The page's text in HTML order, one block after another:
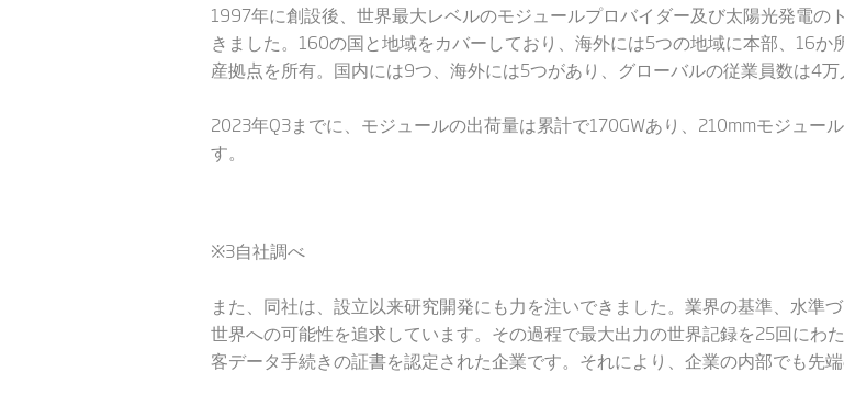
1997年に創設後、世界最大レベルのモジュールプロバイダー及び太陽光発電
きました。160の国と地域をカバーしており、海外には5つの地域に本部、16
産拠点を所有。国内には9つ、海外には5つがあり、グローバルの従業員数は4万
2023年Q3までに、モジュールの出荷量は累計で170GWあり、210mmモジュー
す。
※3自社調べ
また、同社は、設立以来研究開発にも力を注いできました。業界の基準、水準
世界への可能性を追求しています。その過程で最大出力の世界記録を25回にわ
客データ手続きの証書を認定された企業です。それにより、企業の内部でも先